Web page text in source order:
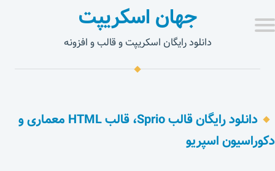
جهان اسکریپت
دانلود رایگان اسکریپت و قالب و افزونه
دانلود رایگان قالب Sprio، قالب HTML معماری و
دکوراسیون اسپریو